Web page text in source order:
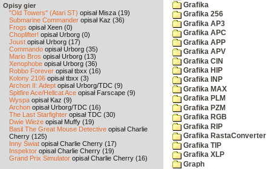
Opisy gier
"Old Towers" (Atari ST) opisał Misza (19)
Submarine Commander opisał Kaz (36)
Frogs opisał Xeen (0)
Choplifter! opisał Urborg (0)
Joust opisał Urborg (17)
Commando opisał Urborg (35)
Mario Bros opisał Urborg (13)
Xenophobe opisał Urborg (36)
Robbo Forever opisał tbxx (16)
Kolony 2106 opisał tbxx (3)
Archon II: Adept opisał Urborg/TDC (9)
Spitfire Ace/Hellcat Ace opisał Farscape (9)
Wyspa opisał Kaz (9)
Archon opisał Urborg/TDC (16)
The Last Starfighter opisał TDC (30)
Dwie Wieże opisał Muffy (19)
Basil The Great Mouse Detective opisał Charlie
Cherry (125)
Inny Świat opisał Charlie Cherry (17)
Inspektor opisał Charlie Cherry (19)
Grand Prix Simulator opisał Charlie Cherry (16)
Grafika
Grafika 256
Grafika AP3
Grafika APC
Grafika APP
Grafika APV
Grafika CIN
Grafika HIP
Grafika INP
Grafika MAX
Grafika PLM
Grafika PZM
Grafika RGB
Grafika RIP
Grafika RastaConverter
Grafika TIP
Grafika XLP
Graph